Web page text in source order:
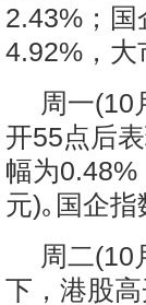
2.43%；
4.92%，大
周一(10
开55点后
幅为0.48%
元)｡国企
周二(10
下，港股